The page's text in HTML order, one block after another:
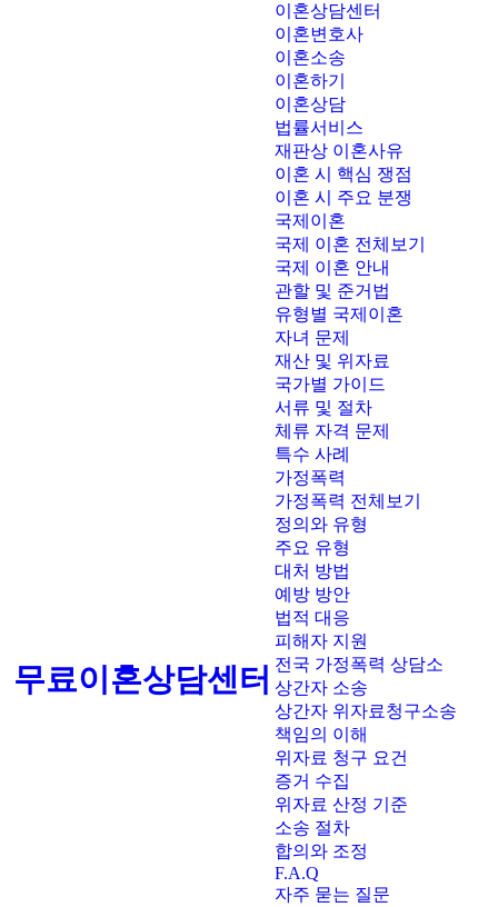
무료이혼상담센터
이혼상담센터
이혼변호사
이혼소송
이혼하기
이혼상담
법률서비스
재판상 이혼사유
이혼 시 핵심 쟁점
이혼 시 주요 분쟁
국제이혼
국제 이혼 전체보기
국제 이혼 안내
관할 및 준거법
유형별 국제이혼
자녀 문제
재산 및 위자료
국가별 가이드
서류 및 절차
체류 자격 문제
특수 사례
가정폭력
가정폭력 전체보기
정의와 유형
주요 유형
대처 방법
예방 방안
법적 대응
피해자 지원
전국 가정폭력 상담소
상간자 소송
상간자 위자료청구소송
책임의 이해
위자료 청구 요건
증거 수집
위자료 산정 기준
소송 절차
합의와 조정
F.A.Q
자주 묻는 질문